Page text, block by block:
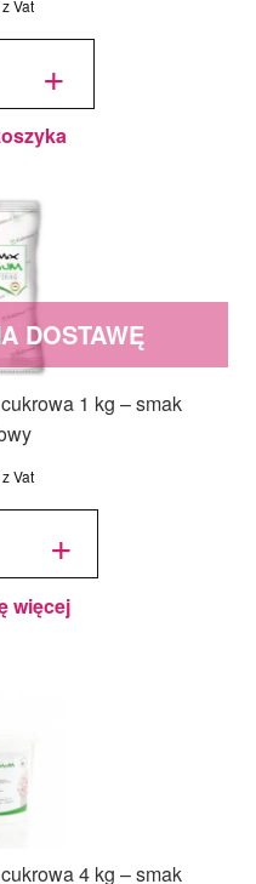
z Vat
+
1 kg – smak
z Vat
DOSTAWĘ
+
więcej
4 kg – smak